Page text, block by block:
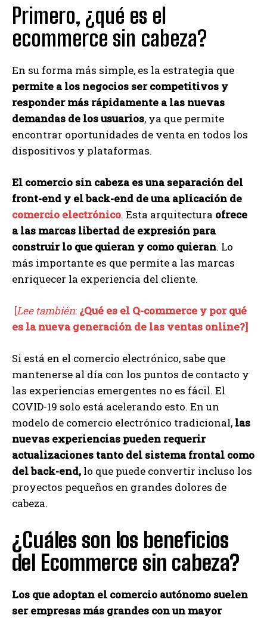
Primero, ¿qué es el
ecommerce sin cabeza?
En su forma más simple, es la estrategia que
permite a los negocios ser competitivos y
responder más rápidamente a las nuevas
demandas de los usuarios, ya que permite
encontrar oportunidades de venta en todos los
dispositivos y plataformas.
El comercio sin cabeza es una separación del
front-end y el back-end de una aplicación de
comercio electrónico. Esta arquitectura ofrece
a las marcas libertad de expresión para
construir lo que quieran y como quieran. Lo
más importante es que permite a las marcas
enriquecer la experiencia del cliente.
[Lee también: ¿Qué es el Q-commerce y por qué
es la nueva generación de las ventas online?]
Si está en el comercio electrónico, sabe que
mantenerse al día con los puntos de contacto y
las experiencias emergentes no es fácil. El
COVID-19 solo está acelerando esto. En un
modelo de comercio electrónico tradicional, las
nuevas experiencias pueden requerir
actualizaciones tanto del sistema frontal como
del back-end, lo que puede convertir incluso los
proyectos pequeños en grandes dolores de
cabeza.
¿Cuáles son los beneficios
del Ecommerce sin cabeza?
Los que adoptan el comercio autónomo suelen
ser empresas más grandes con un mayor